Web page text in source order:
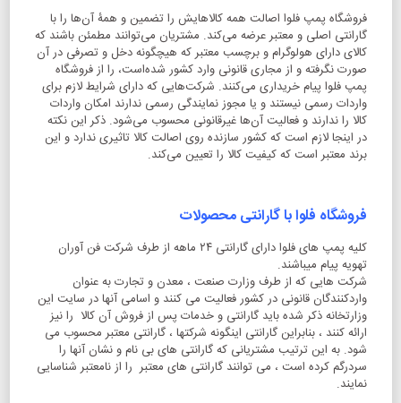
فروشگاه پمپ فلوا اصالت همه کالاهایش را تضمین و همۀ آن‌ها را با
گارانتی اصلی و معتبر عرضه می‌کند. مشتریان می‌توانند مطمئن باشند که
کالای دارای هولوگرام و برچسب معتبر که هیچگونه دخل و تصرفی در آن
صورت نگرفته و از مجاری قانونی وارد کشور شده‌است، را از فروشگاه
پمپ فلوا پیام خریداری می‌کنند. شرکت‌هایی که دارای شرایط لازم برای
واردات رسمی نیستند و یا مجوز نمایندگی رسمی ندارند امکان واردات
کالا را ندارند و فعالیت آن‌ها غیرقانونی محسوب می‌شود. ذکر این نکته
در اینجا لازم است که کشور سازنده روی اصالت کالا تاثیری ندارد و این
برند معتبر است که کیفیت کالا را تعیین می‏‌کند.
فروشگاه فلوا با گارانتی محصولات
کلیه پمپ های فلوا دارای گارانتی ۲۴ ماهه از طرف شرکت فن آوران
تهویه پیام میباشند.
شرکت هایی که از طرف وزارت صنعت ، معدن و تجارت به عنوان
واردکنندگان قانونی در کشور فعالیت می کنند و اسامی آنها در سایت این
وزارتخانه ذکر شده باید گارانتی و خدمات پس از فروش آن کالا را نیز
ارائه کنند ، بنابراین گارانتی اینگونه شرکتها ، گارانتی معتبر محسوب می
شود. به این ترتیب مشتریانی که گارانتی های بی نام و نشان آنها را
سردرگم کرده است ، می توانند گارانتی های معتبر را از نامعتبر شناسایی
نمایند.